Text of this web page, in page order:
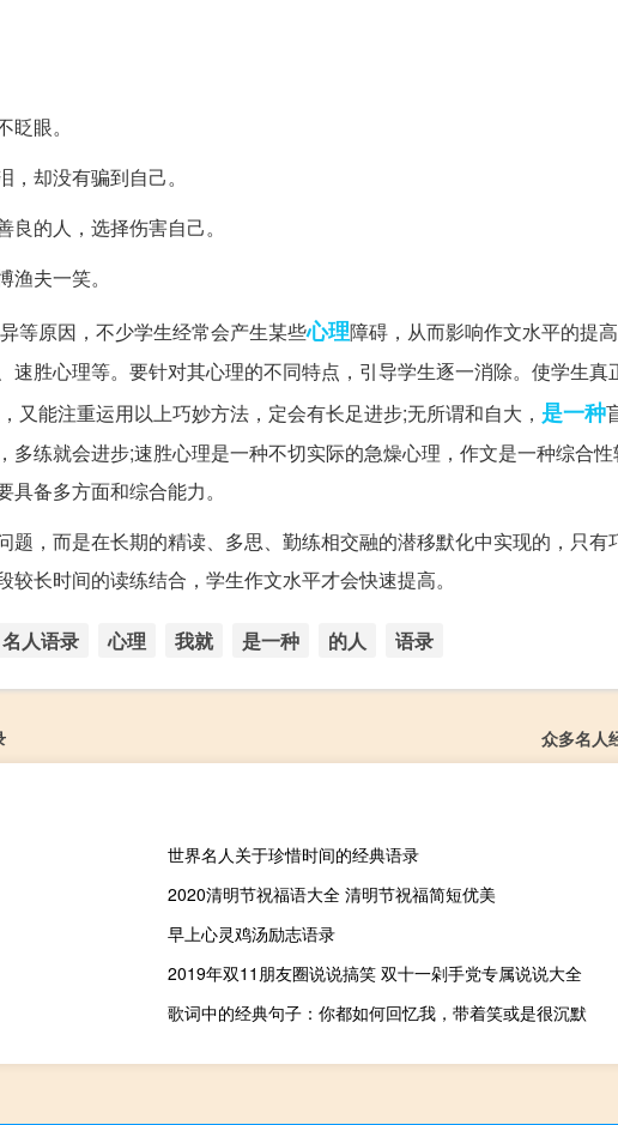
眼。
却没有骗到自己。
的人，选择伤害自己。
夫一笑。
等原因，不少学生经常会产生某些心理障碍，从而影响作文水平的提
胜心理等。要针对其心理的不同特点，引导学生逐一消除。使学生真
能注重运用以上巧妙方法，定会有长足进步;无所谓和自大， 是一种
练就会进步;速胜心理是一种不切实际的急燥心理，作文是一种综合
备多方面和综合能力。
，而是在长期的精读、多思、勤练相交融的潜移默化中实现的，只有
长时间的读练结合，学生作文水平才会快速提高。
名人语录 心理 我就 是一种 的人 语录
众多名人
世界名人关于珍惜时间的经典语录
2020清明节祝福语大全 清明节祝福简短优美
早上心灵鸡汤励志语录
2019年双11朋友圈说说搞笑 双十一剁手党专属说说大全
歌词中的经典句子：你都如何回忆我，带着笑或是很沉默